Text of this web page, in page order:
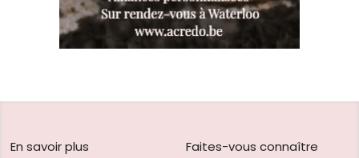
En savoir plus
Faites-vous connaître